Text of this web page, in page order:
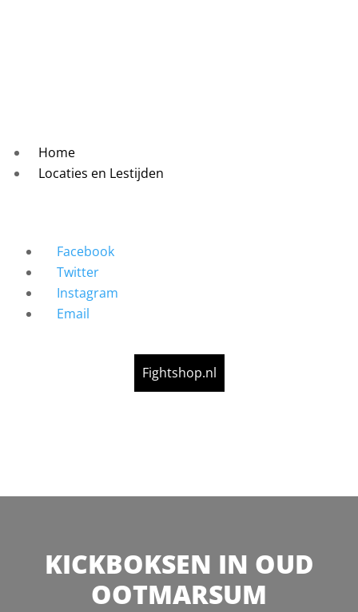
Home
Locaties en Lestijden
Facebook
Twitter
Instagram
Email
Fightshop.nl
KICKBOKSEN IN OUD
OOTMARSUM